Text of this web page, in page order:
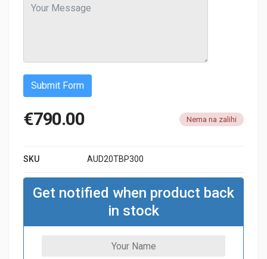
Submit Form
€790.00 Nema na zalihi
SKU AUD20TBP300
Get notified when product back
in stock